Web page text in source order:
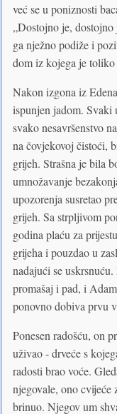
već se u poniznosti
„Dostojno je,
ga nježno podiže i
dom iz kojega je
Nakon izgona iz
ispunjen jadom. Svaki
svako nesavršenstvo
na čovjekovoj čistoći,
grijeh. Strašna je bila
umnožavanje
upozorenja susretao
grijeh. Sa strpljivom
godina plaću za
grijeha i pouzdao u
nadajući se
promašaj i pad, i
ponovno dobiva prvu
Ponesen radošću, on
uživao - drveće s
radosti brao voće.
njegovale, ono cvijeće
brinuo. Njegov um